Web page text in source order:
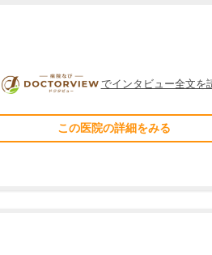
DOCTORVIEW
でインタビュー全文を
この医院の詳細をみる